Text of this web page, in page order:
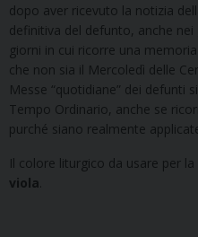
dopo aver ricevuto la notizia
definitiva del defunto, anche
giorni in cui ricorre una
che non sia il Mercoledì delle
Messe “quotidiane” dei defunti
Tempo Ordinario, anche se
purché siano realmente
Il colore liturgico da usare per
viola